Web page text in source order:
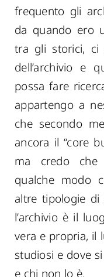
frequento gli
da quando ero
tra gli storici, ci
dell’archivio e
possa fare
appartengo a
che secondo
ancora il “core
ma credo che
qualche modo
altre tipologie
l’archivio è il
vera e propria, il
studiosi e dove
e chi non lo è.